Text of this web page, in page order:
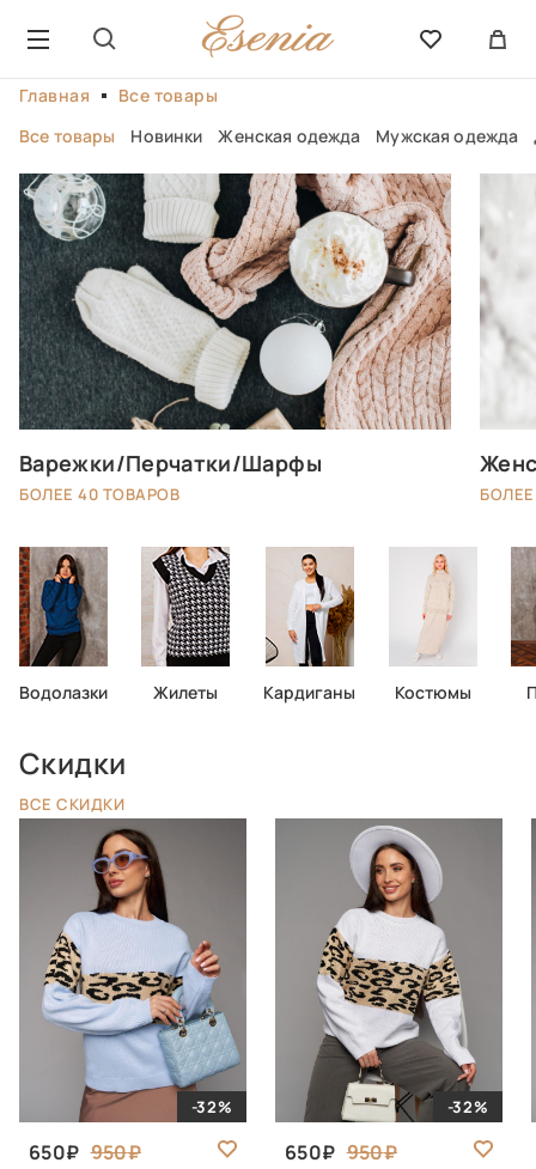
Главная
Все товары
Все товары
Новинки Женская одежда Мужская одежда
Варежки/Перчатки/Шарфы
БОЛЕЕ 40 ТОВАРОВ
Водолазки Жилеты Кардиганы Костюмы
Скидки
ВСЕ СКИДКИ
-32%
650 950
-32%
650 950